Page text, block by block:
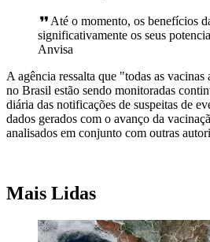
Até o momento, os benefícios
significativamente os seus
Anvisa
A agência ressalta que "todas as
no Brasil estão sendo monitoradas
diária das notificações de suspeitas de
dados gerados com o avanço da
analisados em conjunto com outras
Mais Lidas